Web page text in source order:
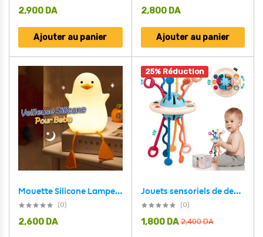
2,900 DA
Ajouter au panier
2,800 DA
Ajouter au panier
Mouette Silicone Lampe Veilleuse Rechargeable Pour Bébé ZH117
(0)
2,600 DA
25% Réduction
Jouets sensoriels de dentition pour bébé, activités d’apprentissage pour les tout-petits
(0)
2,400DA
1,800 DA